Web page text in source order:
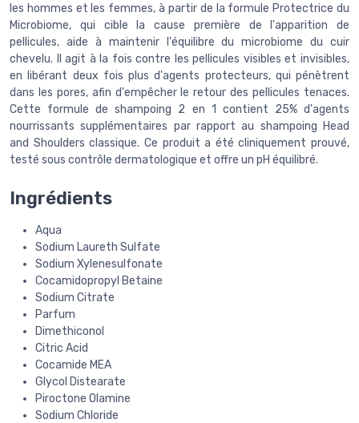
les hommes et les femmes, à partir de la formule Protectrice du
Microbiome, qui cible la cause première de l'apparition de
pellicules, aide à maintenir l'équilibre du microbiome du cuir
chevelu. Il agit à la fois contre les pellicules visibles et invisibles,
en libérant deux fois plus d'agents protecteurs, qui pénètrent
dans les pores, afin d'empêcher le retour des pellicules tenaces.
Cette formule de shampoing 2 en 1 contient 25% d'agents
nourrissants supplémentaires par rapport au shampoing Head
and Shoulders classique. Ce produit a été cliniquement prouvé,
testé sous contrôle dermatologique et offre un pH équilibré.
Ingrédients
Aqua
Sodium Laureth Sulfate
Sodium Xylenesulfonate
Cocamidopropyl Betaine
Sodium Citrate
Parfum
Dimethiconol
Citric Acid
Cocamide MEA
Glycol Distearate
Piroctone Olamine
Sodium Chloride